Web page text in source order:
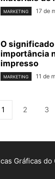
MARKETING 17 de
O
importância
impresso
MARKETING 11 de
1 2 3